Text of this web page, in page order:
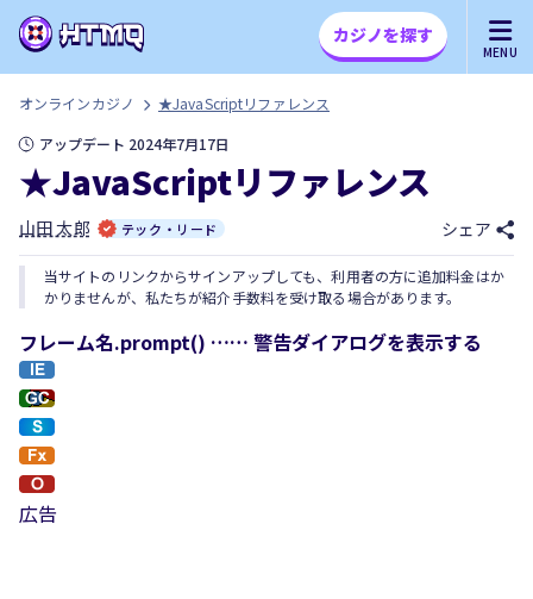
MENU
カジノを探す
オンラインカジノ
★JavaScriptリファレンス
アップデート 2024年7月17日
★JavaScriptリファレンス
山田 太郎 テック・リード シェア
当サイトのリンクからサインアップしても、利用者の方に追加料金はか
かりませんが、私たちが紹介手数料を受け取る場合があります。
フレーム名.prompt() …… 警告ダイアログを表示する
広告